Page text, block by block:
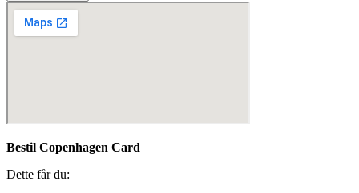
Bestil Copenhagen Card
Dette får du: